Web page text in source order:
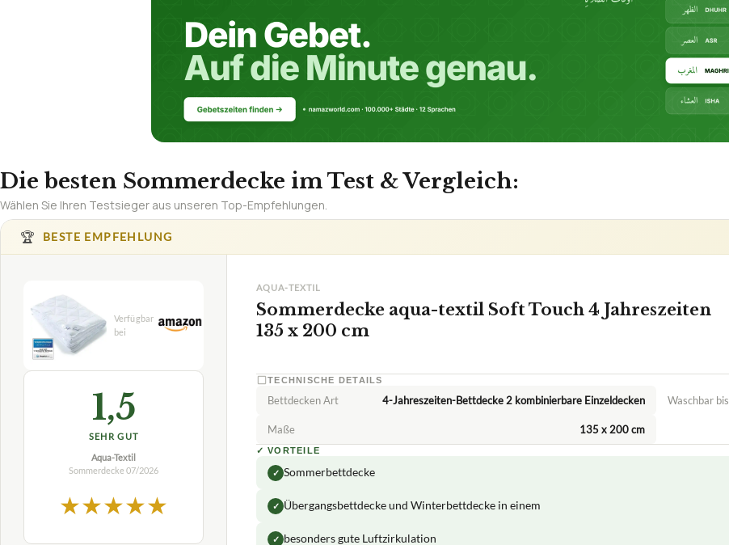
Die besten Sommerdecke im Test & Vergleich:
Wählen Sie Ihren Testsieger aus unseren Top-Empfehlungen.
🏆 BESTE EMPFEHLUNG
1,5
SEHR GUT
Aqua-Textil
Sommerdecke 07/2026
★★★★★
AQUA-TEXTIL
Sommerdecke aqua-textil Soft Touch 4 Jahreszeiten
135 x 200 cm
TECHNISCHE DETAILS
Bettdecken Art 4-Jahreszeiten-Bettdecke 2 kombinierbare Einzeldecken Waschbar bis
Maße 135 x 200 cm
✓ VORTEILE
✓ Sommerbettdecke
✓ Übergangsbettdecke und Winterbettdecke in einem
✓ besonders gute Luftzirkulation